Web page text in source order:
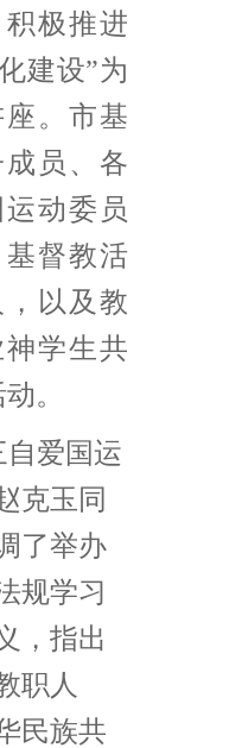
极推进
建设”为
。市基
员、各
动委员
督教活
以及教
学生共
。
爱国运
克玉同
了举办
规学习
，指出
职人
民族共